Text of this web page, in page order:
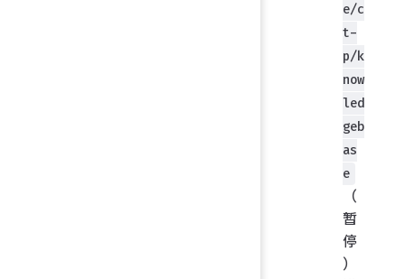
e/c
t-
p/k
now
led
geb
as
e
（
暂
停
）